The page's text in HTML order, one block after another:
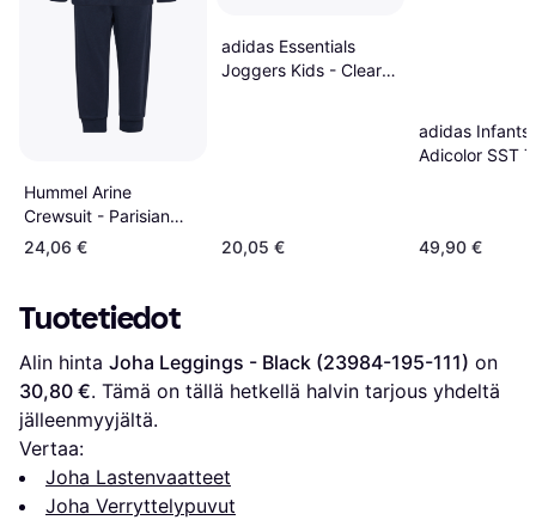
Hummel Arine
Crewsuit - Parisian
Night (226557-8365)
24,06 €
adidas Essentials
Joggers Kids - Clear
20,05 €
adidas Infants
Adicolor SST
49,90 €
Tuotetiedot
Alin hinta Joha Leggings - Black (23984-195-111)
30,80 €. Tämä on tällä hetkellä halvin tarjous yhdeltä
jälleenmyyjältä.
Vertaa:
Joha Lastenvaatteet
Joha Verryttelypuvut